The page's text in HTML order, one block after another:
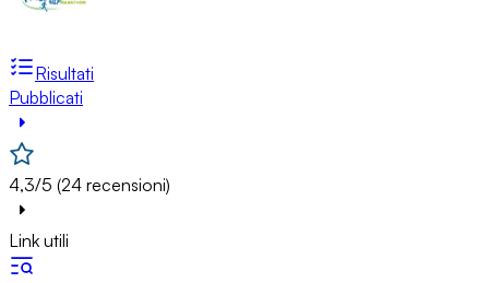
Risultati
Pubblicati
4,3/5 (24 recensioni)
Link utili